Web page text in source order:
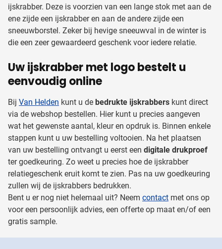
ijskrabber. Deze is voorzien van een lange stok met aan de
ene zijde een ijskrabber en aan de andere zijde een
sneeuwborstel. Zeker bij hevige sneeuwval in de winter is
die een zeer gewaardeerd geschenk voor iedere relatie.
Uw ijskrabber met logo bestelt u
eenvoudig online
Bij Van Helden kunt u de bedrukte ijskrabbers kunt direct
via de webshop bestellen. Hier kunt u precies aangeven
wat het gewenste aantal, kleur en opdruk is. Binnen enkele
stappen kunt u uw bestelling voltooien. Na het plaatsen
van uw bestelling ontvangt u eerst een digitale drukproef
ter goedkeuring. Zo weet u precies hoe de ijskrabber
relatiegeschenk eruit komt te zien. Pas na uw goedkeuring
zullen wij de ijskrabbers bedrukken.
Bent u er nog niet helemaal uit? Neem contact met ons op
voor een persoonlijk advies, een offerte op maat en/of een
gratis sample.